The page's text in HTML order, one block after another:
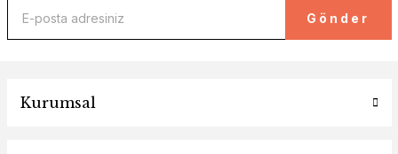
Gönder
Kurumsal